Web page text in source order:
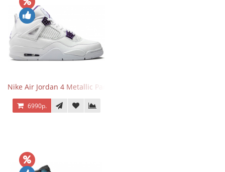
Nike Air Jordan 4 Metallic Pack Purple
6990р.